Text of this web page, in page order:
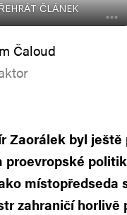
ČLÁNEK
Čaloud
Zaorálek byl ještě
proevropské
místopředseda
zahraničí horlivě